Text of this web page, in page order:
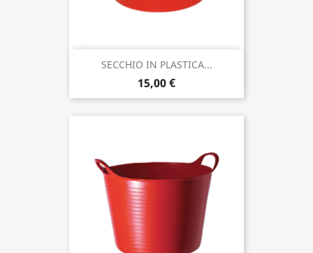
SECCHIO IN PLASTICA...
15,00 €